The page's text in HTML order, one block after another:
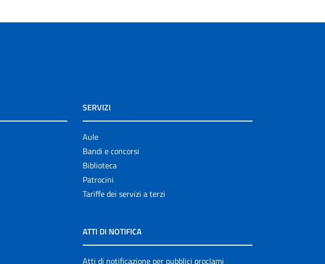
SERVIZI
Aule
Bandi e concorsi
Biblioteca
Patrocini
Tariffe dei servizi a terzi
ATTI DI NOTIFICA
Atti di notificazione per pubblici proclami